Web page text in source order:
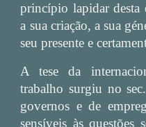
princípio lapidar desta
a sua criação, a sua
seu presente e
A tese da
trabalho surgiu no
governos e de
sensíveis às questões